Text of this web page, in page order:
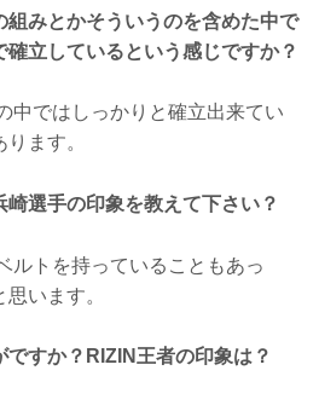
組みとかそういうのを含めた中で
立しているという感じですか？
中ではしっかりと確立出来てい
ます。
選手の印象を教えて下さい？
ルトを持っていることもあっ
います。
すか？RIZIN王者の印象は？